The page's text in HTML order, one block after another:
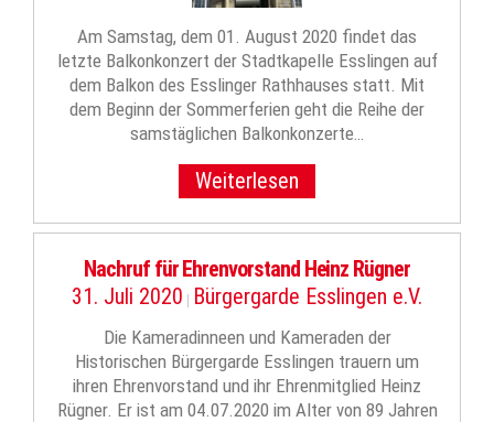
Am Samstag, dem 01. August 2020 findet das
letzte Balkonkonzert der Stadtkapelle Esslingen auf
dem Balkon des Esslinger Rathhauses statt. Mit
dem Beginn der Sommerferien geht die Reihe der
samstäglichen Balkonkonzerte…
Weiterlesen
Nachruf für Ehrenvorstand Heinz Rügner
31. Juli 2020 | Bürgergarde Esslingen e.V.
Die Kameradinneen und Kameraden der
Historischen Bürgergarde Esslingen trauern um
ihren Ehrenvorstand und ihr Ehrenmitglied Heinz
Rügner. Er ist am 04.07.2020 im Alter von 89 Jahren